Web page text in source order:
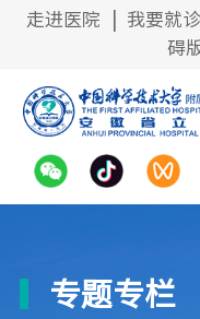
走进医院 我要就诊
碍
专题专栏